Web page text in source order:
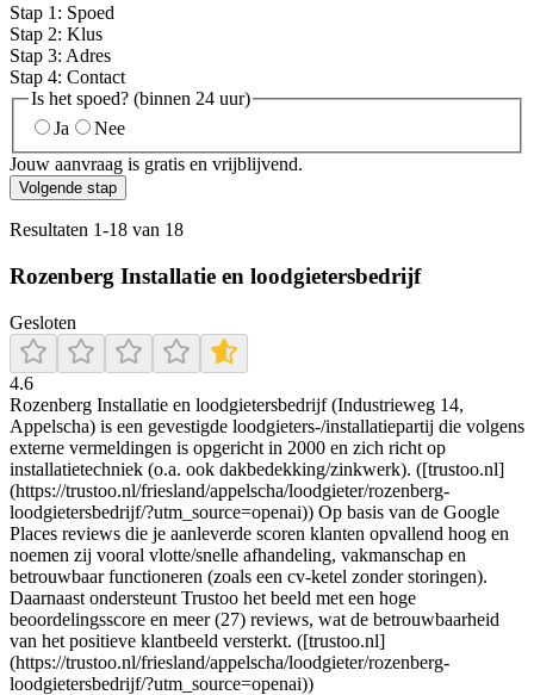
Stap 1 : Spoed
Stap 2: Klus
Stap 3: Adres
Stap 4: Contact
Is het spoed? (binnen 24 uur)
Ja
Nee
Jouw aanvraag is gratis en vrijblijvend.
Volgende stap
Resultaten 1-18 van 18
Rozenberg Installatie en loodgietersbedrijf
Gesloten
4.6
Rozenberg Installatie en loodgietersbedrijf (Industrieweg 14,
Appelscha) is een gevestigde loodgieters-/installatiepartij die volgens
externe vermeldingen is opgericht in 2000 en zich richt op
installatietechniek (o.a. ook dakbedekking/zinkwerk). ([trustoo.nl]
(https://trustoo.nl/friesland/appelscha/loodgieter/rozenberg-
loodgietersbedrijf/?utm_source=openai)) Op basis van de Google
Places reviews die je aanleverde scoren klanten opvallend hoog en
noemen zij vooral vlotte/snelle afhandeling, vakmanschap en
betrouwbaar functioneren (zoals een cv-ketel zonder storingen).
Daarnaast ondersteunt Trustoo het beeld met een hoge
beoordelingsscore en meer (27) reviews, wat de betrouwbaarheid
van het positieve klantbeeld versterkt. ([trustoo.nl]
(https://trustoo.nl/friesland/appelscha/loodgieter/rozenberg-
loodgietersbedrijf/?utm_source=openai))